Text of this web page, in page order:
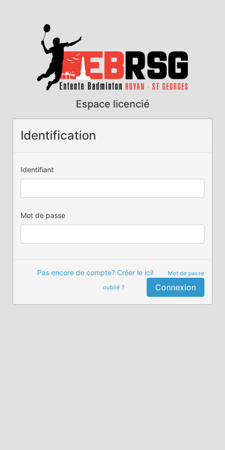
Espace licencié
Identification
Identifiant
Mot de passe
Pas encore de compte? Créer le ici!
Mot de passe
oublié ?
Connexion